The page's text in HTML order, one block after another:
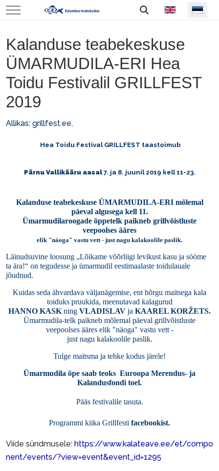
Mobile Menu Toggle Vali keel
Kalanduse teabekeskuse
ÜMARMUDILA-ERI Hea
Toidu Festivalil GRILLFEST
2019
Allikas: grillfest.ee,
Hea Toidu Festival GRILLFEST taastoimub
Pärnu Vallikääru aasal7. ja 8. juunil 2019 kell 11-23.
Kalanduse teabekeskuse ÜMARMUDILA-ERI mõlemal
päeval algusega kell 11.
Ümarmudilaroogade õppetelk paikneb grillvõistluste
veepoolses ääres
elik "näoga" vastu vett - just nagu kalakoolile paslik.
Läinudsuvine loosung „Lõikame võõrliigi levikust kasu ja sööme
ta ära!“ on tegudesse ja ümarmudil eestimaalaste toidulauale
jõudnud.
Kuidas seda ähvardava väljanägemise, ent hõrgu maitsega kala
toiduks pruukida, meenutavad kalagurud
HANNO KASK ning VLADISLAV ja KAAREL KORŽETS.
Ümarmudila-telk paikneb mõlemal päeval grillvõistluste
veepoolses ääres elik "näoga" vastu vett -
just nagu kalakoolile paslik.
Tulge maitsma ja tehke kodus järele!
Ümarmudila õpe saab teoks Euroopa Merendus- ja
Kalandusfondi toel.
Pääs festivalile tasuta.
Programmi kiika Grillfesti facebookist.
Viide sündmusele: https://www.kalateave.ee/et/compo
nent/events/?view=event&event_id=1295